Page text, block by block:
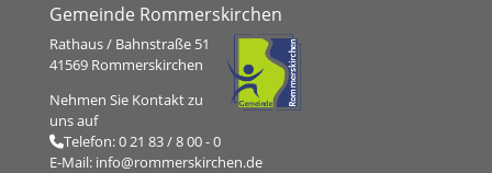
Gemeinde Rommerskirchen
Rathaus / Bahnstraße 51
41569 Rommerskirchen
Nehmen Sie Kontakt zu
uns auf
Telefon:0 21 83 / 8 00 - 0
E-Mail: info@rommerskirchen.de